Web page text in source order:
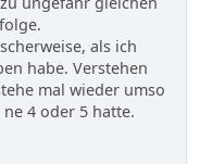
als ich
habe. Verstehen
mal wieder umso
4 oder 5 hatte.